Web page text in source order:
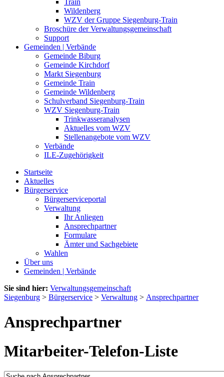
Train
Wildenberg
WZV der Gruppe Siegenburg-Train
Broschüre der Verwaltungsgemeinschaft
Support
Gemeinden | Verbände
Gemeinde Biburg
Gemeinde Kirchdorf
Markt Siegenburg
Gemeinde Train
Gemeinde Wildenberg
Schulverband Siegenburg-Train
WZV Siegenburg-Train
Trinkwasseranalysen
Aktuelles vom WZV
Stellenangebote vom WZV
Verbände
ILE-Zugehörigkeit
Startseite
Aktuelles
Bürgerservice
Bürgerserviceportal
Verwaltung
Ihr Anliegen
Ansprechpartner
Formulare
Ämter und Sachgebiete
Wahlen
Über uns
Gemeinden | Verbände
Sie sind hier: Verwaltungsgemeinschaft
Siegenburg > Bürgerservice > Verwaltung > Ansprechpartner
Ansprechpartner
Mitarbeiter-Telefon-Liste